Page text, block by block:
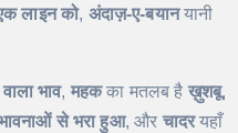
लाइन को, अंदाज़-ए-बयानयानी
भाव, महकका मतलब है ख़ुशबू,
से भरा हुआ, और चादरयहाँ